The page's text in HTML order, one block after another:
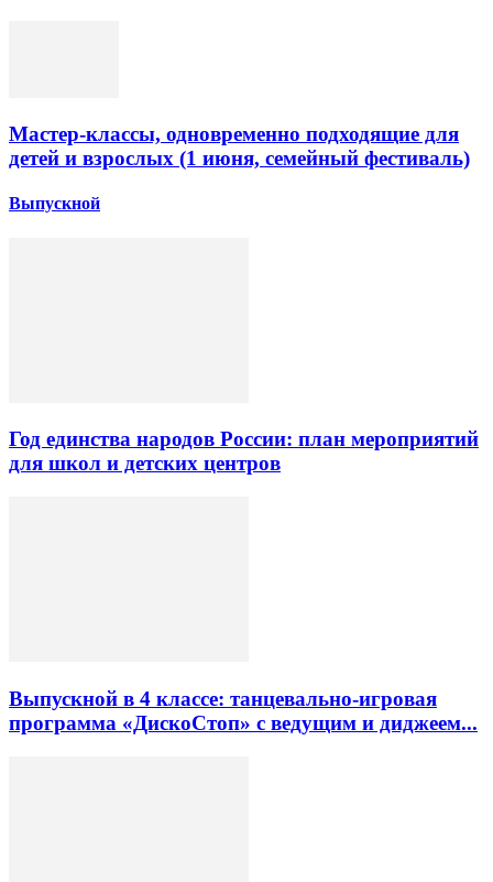
Мастер-классы, одновременно подходящие для
детей и взрослых (1 июня, семейный фестиваль)
Выпускной
Год единства народов России: план мероприятий
для школ и детских центров
Выпускной в 4 классе: танцевально-игровая
программа «ДискоСтоп» с ведущим и диджеем...